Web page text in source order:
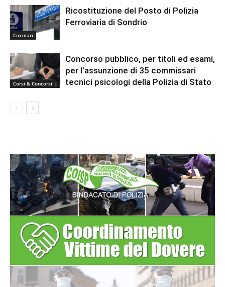
Circolari
Ricostituzione del Posto di Polizia
Ferroviaria di Sondrio
Corsi & Concorsi
Concorso pubblico, per titoli ed esami,
per l’assunzione di 35 commissari
tecnici psicologi della Polizia di Stato